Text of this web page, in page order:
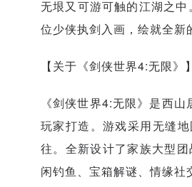
无垠又可游可触的江湖之
位少侠执剑入画，绘就全新
【关于《剑侠世界4:无限》】
《剑侠世界4:无限》是西
玩家打造。游戏采用无缝
往。全新设计了家族大型
闲钓鱼、宝箱解谜、情缘社